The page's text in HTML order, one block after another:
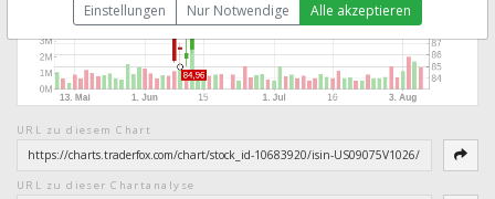
URL zu diesem Chart
URL zu dieser Chartanalyse
Einstellungen Nur Notwendige Alle akzeptieren